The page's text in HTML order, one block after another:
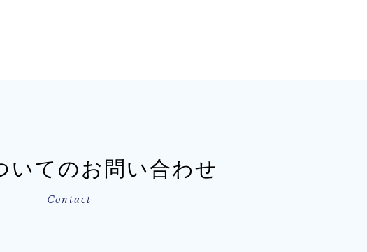
いてのお問い合わせ
Contact